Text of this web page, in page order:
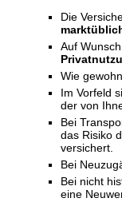
Die
Auf
Wie
Im Vorfeld
der von
Bei
das Risiko
versichert.
Bei
Bei nicht
eine